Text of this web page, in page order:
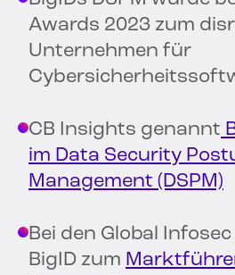
Awards 2023 zum
Unternehmen für
CB Insights genannt
im Data Security
Management (DSPM)
Bei den Global
BigID zum